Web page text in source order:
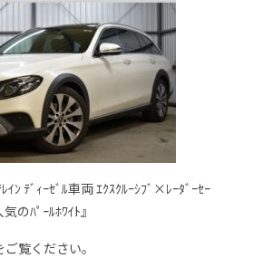
ﾚｲﾝ ﾃﾞｨｰｾﾞﾙ車両 ｴｸｽｸﾙｰｼﾌﾞ×ﾚｰﾀﾞｰｾｰ
のﾊﾟｰﾙﾎﾜｲﾄ』
覧ください。